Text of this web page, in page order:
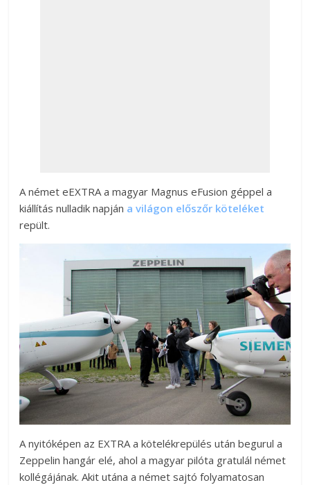
A német eEXTRA a magyar Magnus eFusion géppel a
kiállítás nulladik napján a világon előszőr köteléket
repült.
A nyitóképen az EXTRA a kötelékrepülés után begurul a
Zeppelin hangár elé, ahol a magyar pilóta gratulál német
kollégájának. Akit utána a német sajtó folyamatosan